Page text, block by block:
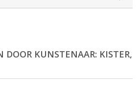
DOOR KUNSTENAAR: KISTER,